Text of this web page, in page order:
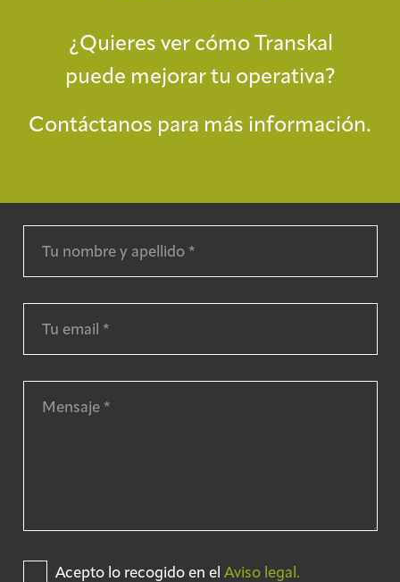
¿Quieres ver cómo Transkal
puede mejorar tu operativa?
Contáctanos para más información.
Acepto lo recogido en el Aviso legal.